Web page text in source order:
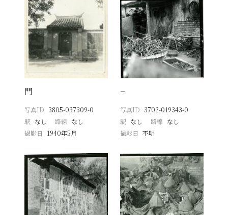
門
写真ID 3805-037309-0
駅 なし 路線 なし
撮影日
1940年5月
−
写真ID 3702-019343-0
駅 なし 路線 なし
撮影日 不明